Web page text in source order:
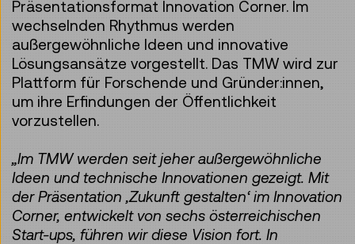
Präsentationsformat Innovation Corner. Im
wechselnden Rhythmus werden
außergewöhnliche Ideen und innovative
Lösungsansätze vorgestellt. Das TMW wird zur
Plattform für Forschende und Gründer:innen,
um ihre Erfindungen der Öffentlichkeit
vorzustellen.
„Im TMW werden seit jeher außergewöhnliche
Ideen und technische Innovationen gezeigt. Mit
der Präsentation ‚Zukunft gestalten‘ im Innovation
Corner, entwickelt von sechs österreichischen
Start-ups, führen wir diese Vision fort. In